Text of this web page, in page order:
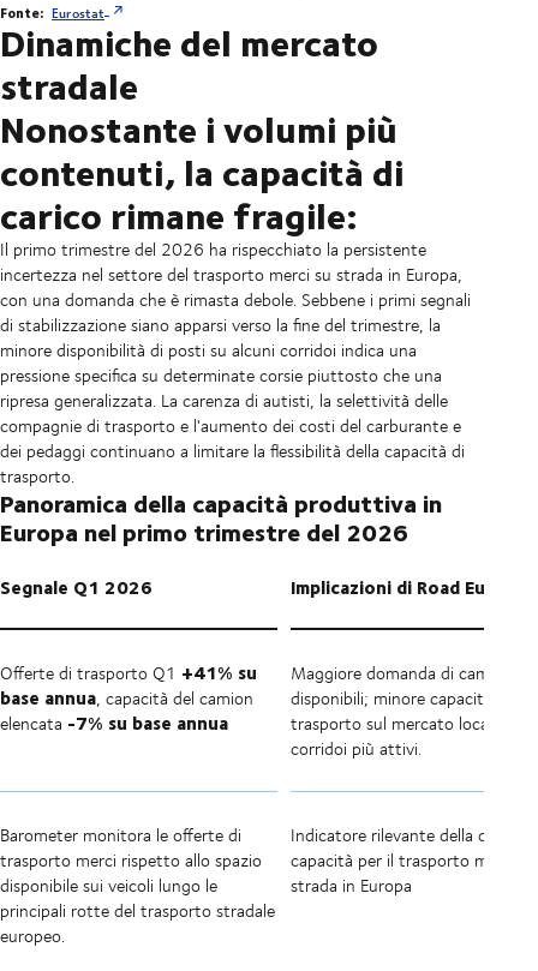
Fonte: Eurostat
Dinamiche del mercato
stradale
Nonostante i volumi più
contenuti, la capacità di
carico rimane fragile:
Il primo trimestre del 2026 ha rispecchiato la persistente
incertezza nel settore del trasporto merci su strada in Europa,
con una domanda che è rimasta debole. Sebbene i primi segnali
di stabilizzazione siano apparsi verso la fine del trimestre, la
minore disponibilità di posti su alcuni corridoi indica una
pressione specifica su determinate corsie piuttosto che una
ripresa generalizzata. La carenza di autisti, la selettività delle
compagnie di trasporto e l'aumento dei costi del carburante e
dei pedaggi continuano a limitare la flessibilità della capacità di
trasporto.
Panoramica della capacità produttiva in
Europa nel primo trimestre del 2026
Segnale Q1 2026 Implicazioni di Road Europe
Offerte di trasporto Q1 +41% su
base annua, capacità del camion
elencata -7% su base annua
Maggiore domanda di camion
disponibili; minore capacità di
trasporto sul mercato locale nei
corridoi più attivi.
Barometer monitora le offerte di
trasporto merci rispetto allo spazio
disponibile sui veicoli lungo le
principali rotte del trasporto stradale
europeo.
Indicatore rilevante della
capacità per il trasporto merci su
strada in Europa